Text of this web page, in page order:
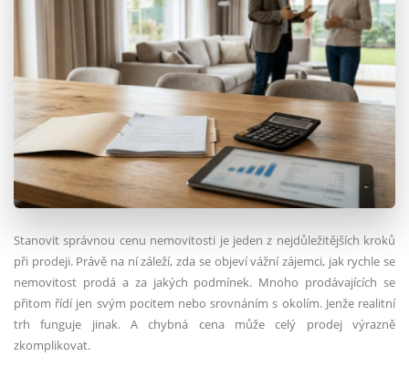
Stanovit správnou cenu nemovitosti je jeden z nejdůležitějších kroků
při prodeji. Právě na ní záleží, zda se objeví vážní zájemci, jak rychle se
nemovitost prodá a za jakých podmínek. Mnoho prodávajících se
přitom řídí jen svým pocitem nebo srovnáním s okolím. Jenže realitní
trh funguje jinak. A chybná cena může celý prodej výrazně
zkomplikovat.